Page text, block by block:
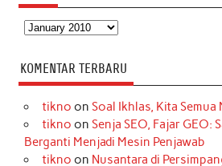
Arsip
KOMENTAR TERBARU
tikno on Soal Ikhlas, Kita Semua
tikno on Senja SEO, Fajar GEO:
Berganti Menjadi Mesin Penjawab
tikno on Nusantara di